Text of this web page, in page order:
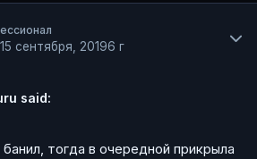
15 сентября, 20196 г
said:
тогда в очередной прикрыла